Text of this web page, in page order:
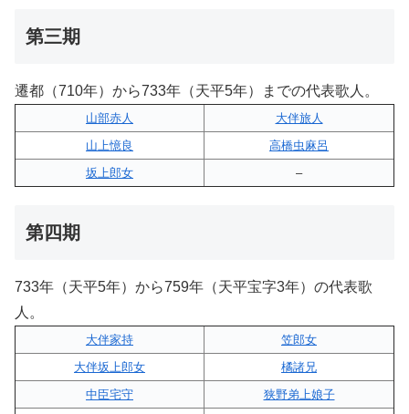
第三期
遷都（710年）から733年（天平5年）までの代表歌人。
山部赤人
大伴旅人
山上憶良
高橋虫麻呂
坂上郎女
–
第四期
733年（天平5年）から759年（天平宝字3年）の代表歌
人。
大伴家持
笠郎女
大伴坂上郎女
橘諸兄
中臣宅守
狭野弟上娘子